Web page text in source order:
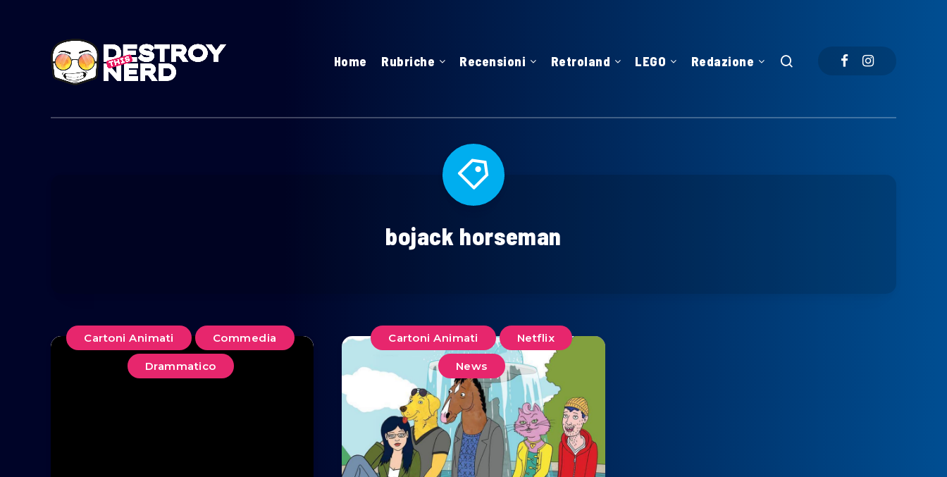
Home Rubriche Recensioni Retroland LEGO Redazione
bojack horseman
Cartoni Animati Commedia
Drammatico
Cartoni Animati Netflix
News